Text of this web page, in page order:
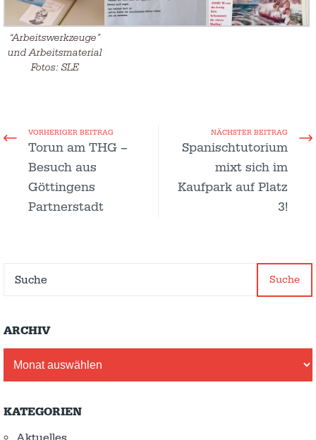
“Arbeitswerkzeuge”
und Arbeitsmaterial
Fotos: SLE
VORHERIGER BEITRAG
Torun am THG –
Besuch aus
Göttingens
Partnerstadt
NÄCHSTER BEITRAG
Spanischtutorium
mixt sich im
Kaufpark auf Platz
3!
Suche
ARCHIV
KATEGORIEN